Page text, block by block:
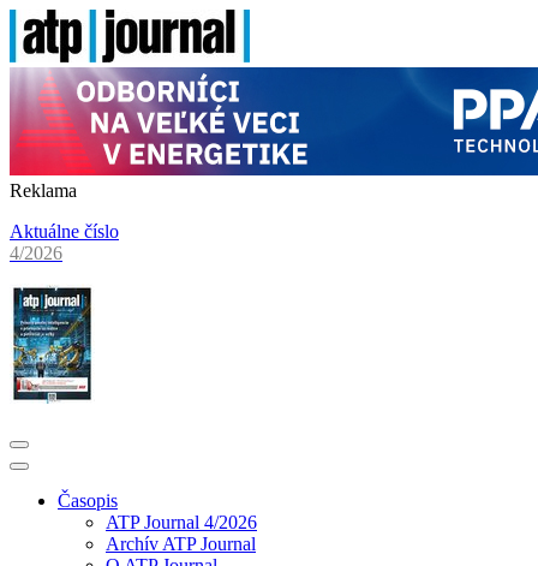
Reklama
Aktuálne číslo
4/2026
Časopis
ATP Journal 4/2026
Archív ATP Journal